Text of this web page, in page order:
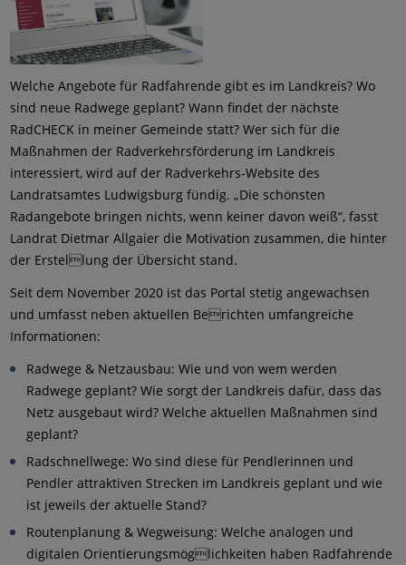
Welche Angebote für Radfahrende gibt es im Landkreis? Wo
sind neue Radwege geplant? Wann findet der nächste
RadCHECK in meiner Gemeinde statt? Wer sich für die
Maßnahmen der Radverkehrsförderung im Landkreis
interessiert, wird auf der Radverkehrs-Website des
Landratsamtes Ludwigsburg fündig. „Die schönsten
Radangebote bringen nichts, wenn keiner davon weiß“, fasst
Landrat Dietmar Allgaier die Motivation zusammen, die hinter
der Erstellung der Übersicht stand.
Seit dem November 2020 ist das Portal stetig angewachsen
und umfasst neben aktuellen Berichten umfangreiche
Informationen:
Radwege & Netzausbau: Wie und von wem werden
Radwege geplant? Wie sorgt der Landkreis dafür, dass das
Netz ausgebaut wird? Welche aktuellen Maßnahmen sind
geplant?
Radschnellwege: Wo sind diese für Pendlerinnen und
Pendler attraktiven Strecken im Landkreis geplant und wie
ist jeweils der aktuelle Stand?
Routenplanung & Wegweisung: Welche analogen und
digitalen Orientierungsmöglichkeiten haben Radfahrende